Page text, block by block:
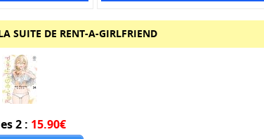
SUITE DE RENT-A-GIRLFRIEND
2 : 15.90€